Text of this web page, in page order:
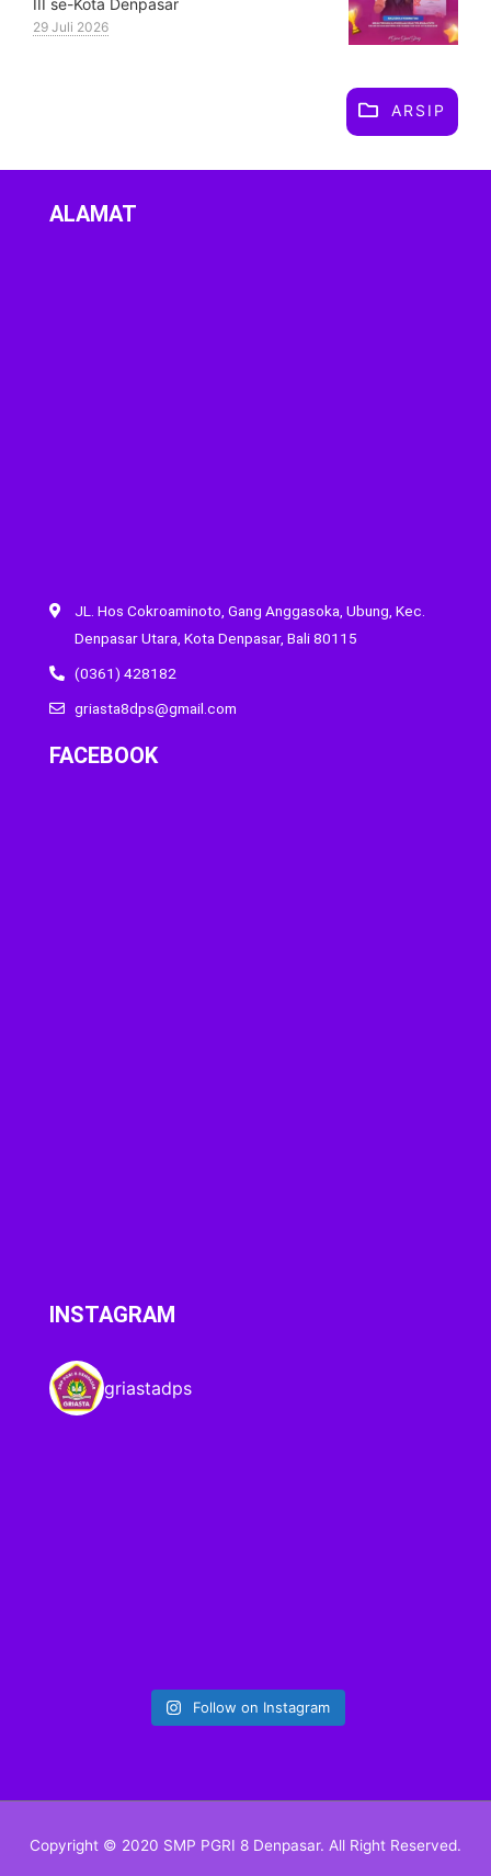
III se-Kota Denpasar
29 Juli 2026
ARSIP
ALAMAT
JL. Hos Cokroaminoto, Gang Anggasoka, Ubung, Kec.
Denpasar Utara, Kota Denpasar, Bali 80115
(0361) 428182
griasta8dps@gmail.com
FACEBOOK
INSTAGRAM
griastadps
Follow on Instagram
Copyright © 2020 SMP PGRI 8 Denpasar. All Right Reserved.